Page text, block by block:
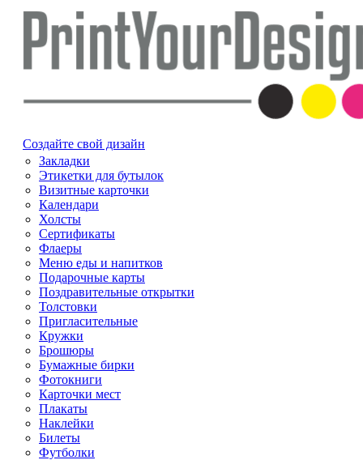
Создайте свой дизайн
Закладки
Этикетки для бутылок
Визитные карточки
Календари
Холсты
Сертификаты
Флаеры
Меню еды и напитков
Подарочные карты
Поздравительные открытки
Толстовки
Пригласительные
Кружки
Брошюры
Бумажные бирки
Фотокниги
Карточки мест
Плакаты
Наклейки
Билеты
Футболки